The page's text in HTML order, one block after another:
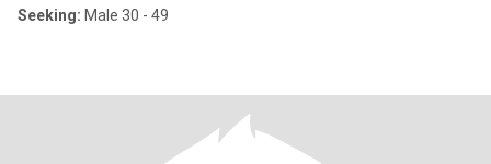
Seeking: Male 30 - 49